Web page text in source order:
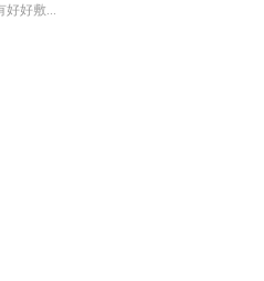
好好敷...